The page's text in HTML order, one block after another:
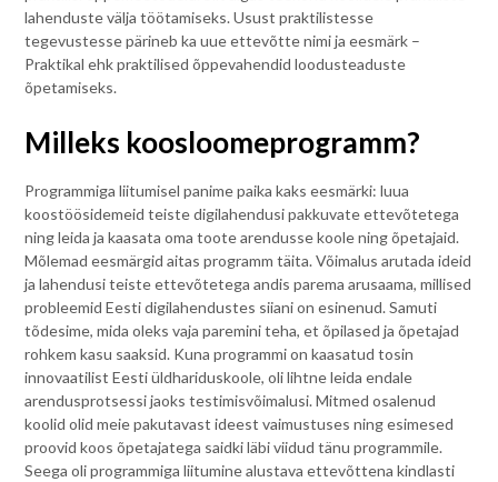
lahenduste välja töötamiseks. Usust praktilistesse
tegevustesse pärineb ka uue ettevõtte nimi ja eesmärk –
Praktikal ehk praktilised õppevahendid loodusteaduste
õpetamiseks.
Milleks koosloomeprogramm?
Programmiga liitumisel panime paika kaks eesmärki: luua
koostöösidemeid teiste digilahendusi pakkuvate ettevõtetega
ning leida ja kaasata oma toote arendusse koole ning õpetajaid.
Mõlemad eesmärgid aitas programm täita. Võimalus arutada ideid
ja lahendusi teiste ettevõtetega andis parema arusaama, millised
probleemid Eesti digilahendustes siiani on esinenud. Samuti
tõdesime, mida oleks vaja paremini teha, et õpilased ja õpetajad
rohkem kasu saaksid. Kuna programmi on kaasatud tosin
innovaatilist Eesti üldhariduskoole, oli lihtne leida endale
arendusprotsessi jaoks testimisvõimalusi. Mitmed osalenud
koolid olid meie pakutavast ideest vaimustuses ning esimesed
proovid koos õpetajatega saidki läbi viidud tänu programmile.
Seega oli programmiga liitumine alustava ettevõttena kindlasti